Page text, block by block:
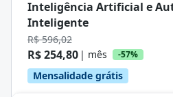
Inteligência Artificial e
Inteligente
R$ 596,02
R$ 254,80 | mês -57%
Mensalidade grátis